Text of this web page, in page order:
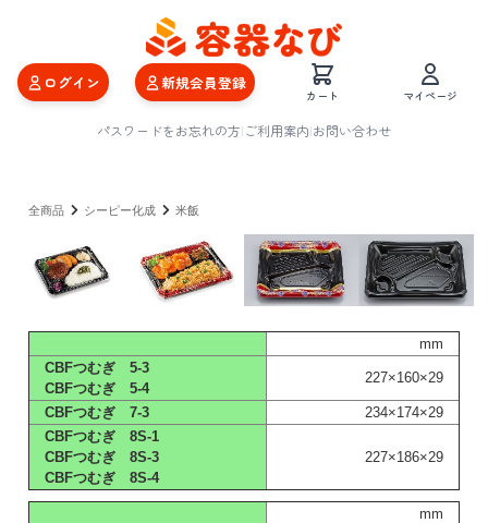
ログイン 新規会員登録
カート マイページ
パスワードをお忘れの方|ご利用案内|お問い合わせ
全商品 シーピー化成 米飯
mm
CBFつむぎ 5-3
CBFつむぎ 5-4
227×160×29
CBFつむぎ 7-3
234×174×29
CBFつむぎ 8S-1
CBFつむぎ 8S-3
CBFつむぎ 8S-4
227×186×29
mm